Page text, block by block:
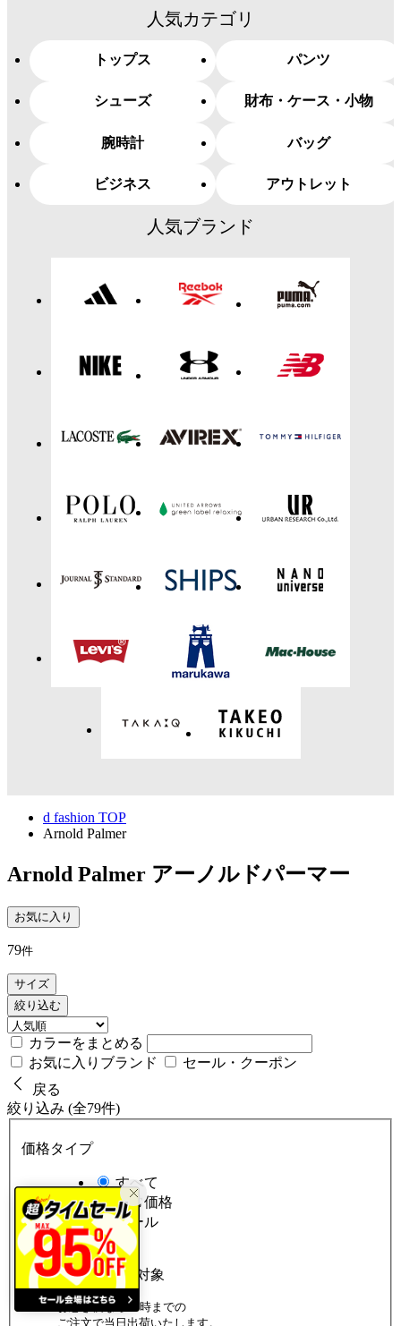
人気カテゴリ
トップス パンツ
シューズ 財布・ケース・小物
腕時計 バッグ
ビジネス アウトレット
人気ブランド
d fashion TOP
Arnold Palmer
Arnold Palmer アーノルドパーマー
お気に入り
79件
サイズ
絞り込む
カラーをまとめる
お気に入りブランド
セール・クーポン
戻る
絞り込み (全79件)
価格タイプ
すべて
通常価格
セール
配送
お急ぎ便対象
お急ぎ便なら14時までの
ご注文で当日出荷いたします。